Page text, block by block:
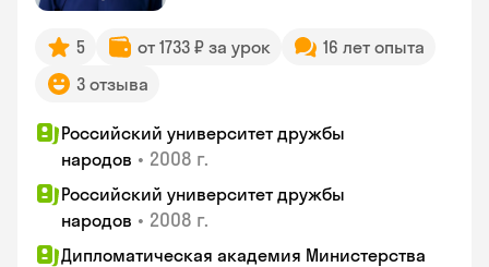
5 от 1733 ₽ за урок
16 лет опыта
3 отзыва
Российский университет дружбы
народов • 2008 г.
Российский университет дружбы
народов • 2008 г.
Дипломатическая академия Министерства